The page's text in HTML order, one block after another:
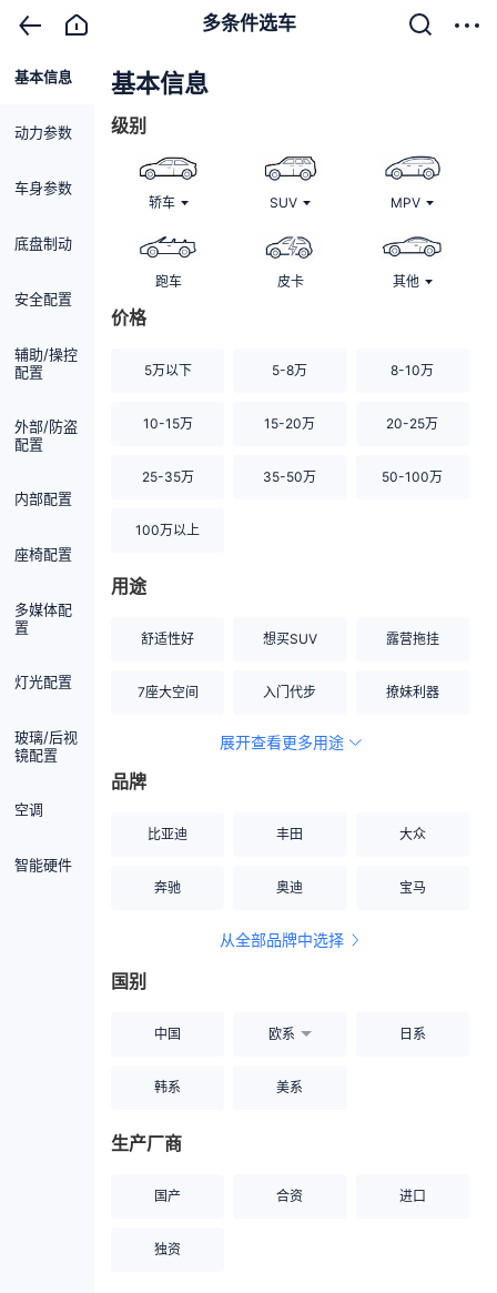
多条件选车
基本信息
动力参数
车身参数
底盘制动
安全配置
辅助/操控
配置
外部/防盗
配置
内部配置
座椅配置
多媒体配
置
灯光配置
玻璃/后视
镜配置
空调
智能硬件
基本信息
级别
轿车 SUV MPV
跑车 皮卡 其他
价格
5万以下 5-8万 8-10万
10-15万 15-20万 20-25万
25-35万 35-50万 50-100万
100万以上
用途
舒适性好 想买SUV 露营拖挂
7座大空间 入门代步 撩妹利器
空间宽敞
展开查看更多用途
品牌
比亚迪 丰田 大众
奔驰 奥迪 宝马
从全部品牌中选择
国别
中国 欧系 日系
韩系 美系
生产厂商
国产 合资 进口
独资